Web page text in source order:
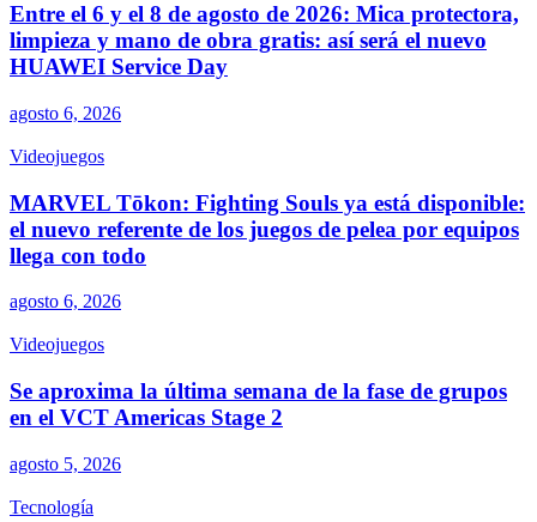
Entre el 6 y el 8 de agosto de 2026: Mica protectora,
limpieza y mano de obra gratis: así será el nuevo
HUAWEI Service Day
agosto 6, 2026
Videojuegos
MARVEL Tōkon: Fighting Souls ya está disponible:
el nuevo referente de los juegos de pelea por equipos
llega con todo
agosto 6, 2026
Videojuegos
Se aproxima la última semana de la fase de grupos
en el VCT Americas Stage 2
agosto 5, 2026
Tecnología